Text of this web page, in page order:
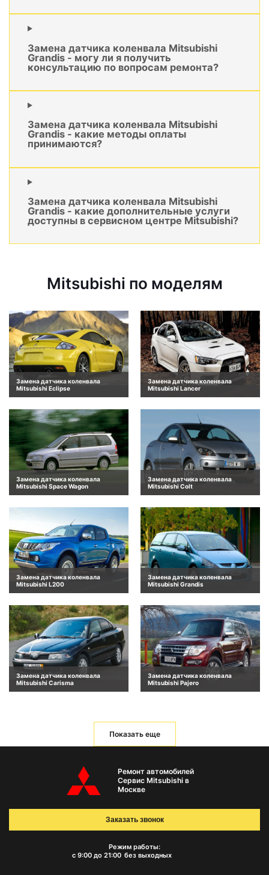
Замена датчика коленвала Mitsubishi
Grandis - могу ли я получить
консультацию по вопросам ремонта?
Замена датчика коленвала Mitsubishi
Grandis - какие методы оплаты
принимаются?
Замена датчика коленвала Mitsubishi
Grandis - какие дополнительные услуги
доступны в сервисном центре Mitsubishi?
Mitsubishi по моделям
Замена датчика коленвала
Mitsubishi Eclipse
Замена датчика коленвала
Mitsubishi Lancer
Замена датчика коленвала
Mitsubishi Space Wagon
Замена датчика коленвала
Mitsubishi Colt
Замена датчика коленвала
Mitsubishi L200
Замена датчика коленвала
Mitsubishi Grandis
Замена датчика коленвала
Mitsubishi Carisma
Замена датчика коленвала
Mitsubishi Pajero
Показать еще
Ремонт автомобилей
Сервис Mitsubishi в
Москве
Режим работы:
с 9:00 до 21:00 без выходных
Заказать звонок